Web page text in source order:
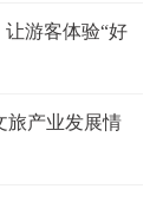
让游客体验“好
旅产业发展情